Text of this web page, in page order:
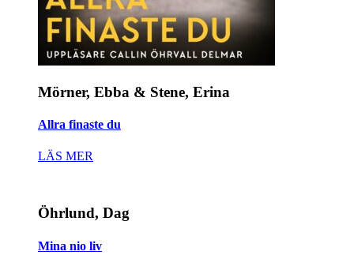
Mörner, Ebba & Stene, Erina
Allra finaste du
LÄS MER
Öhrlund, Dag
Mina nio liv